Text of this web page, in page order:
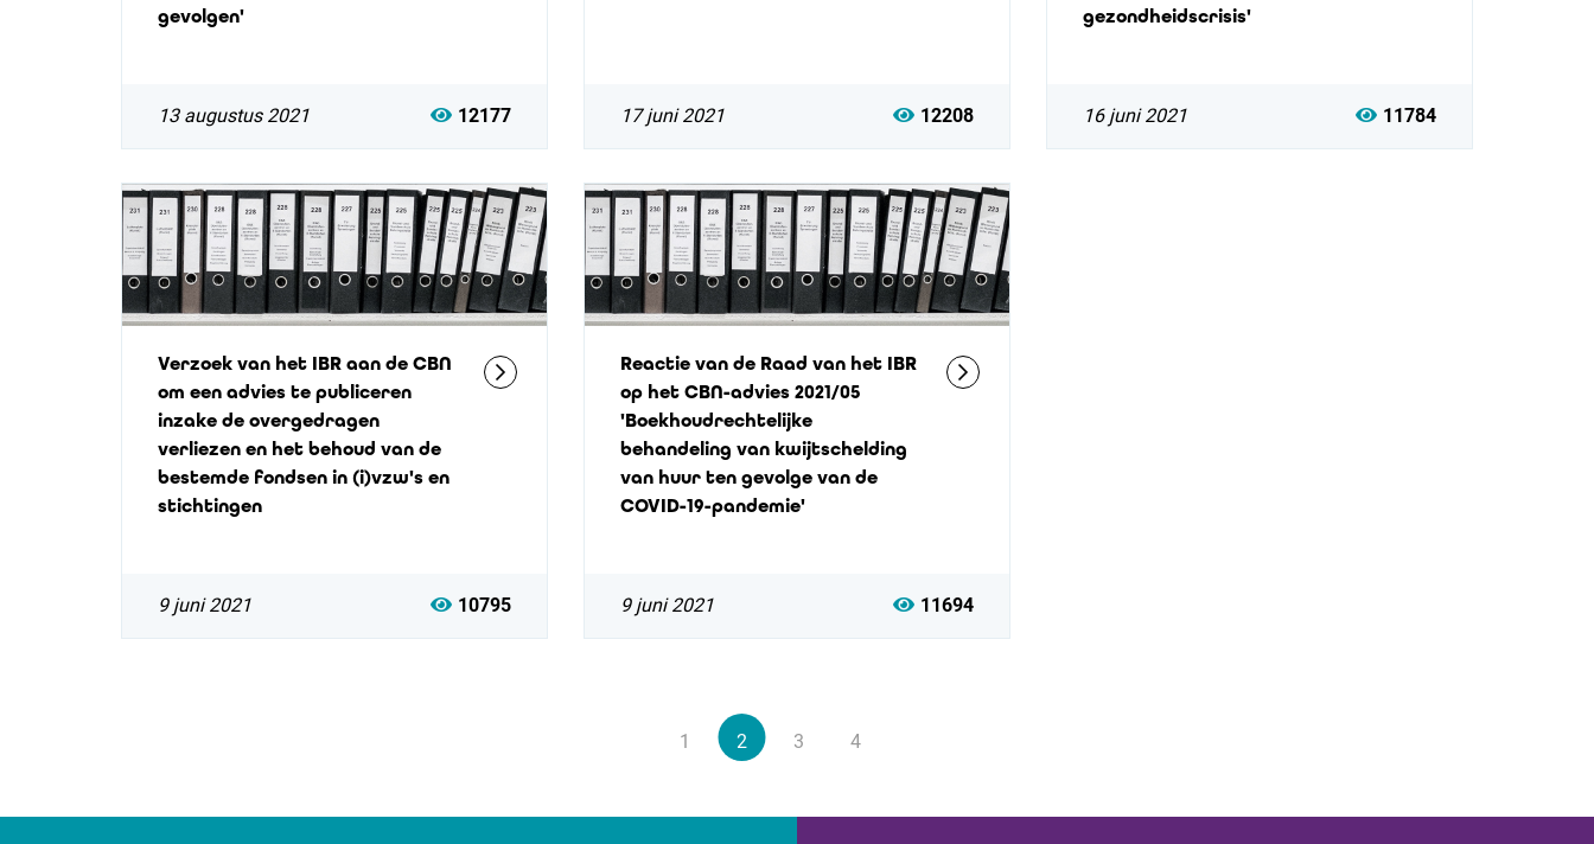
gevolgen'
13 augustus 2021 12177 17 juni 2021 12208
gezondheidscrisis'
16 juni 2021 11784
Verzoek van het IBR aan de CBN
om een advies te publiceren
inzake de overgedragen
verliezen en het behoud van de
bestemde fondsen in (i)vzw's en
stichtingen
9 juni 2021 10795
Reactie van de Raad van het IBR
op het CBN-advies 2021/05
'Boekhoudrechtelijke
behandeling van kwijtschelding
van huur ten gevolge van de
COVID-19-pandemie'
9 juni 2021 11694
1 2 3 4